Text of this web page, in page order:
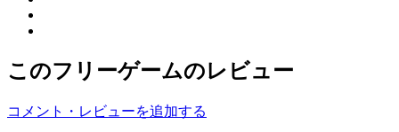
このフリーゲームのレビュー
コメント・レビューを追加する